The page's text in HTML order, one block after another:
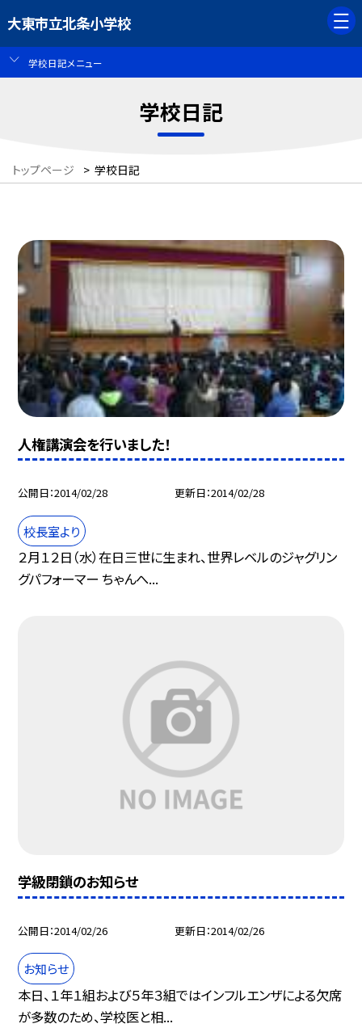
大東市立北条小学校
学校日記メニュー
学校日記
トップページ > 学校日記
人権講演会を行いました！
公開日 2014/02/28 更新日 2014/02/28
校長室より
２月１２日（水）在日三世に生まれ、世界レベルのジャグリン
グパフォーマー ちゃんへ...
学級閉鎖のお知らせ
公開日 2014/02/26 更新日 2014/02/26
お知らせ
本日、１年１組および５年３組ではインフルエンザによる欠席
が多数のため、学校医と相...